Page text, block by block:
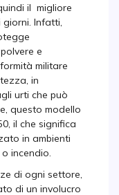
il migliore
Infatti,
e
militare
in
urti che può
questo modello
il che significa
in ambienti
incendio.
di ogni settore,
di un involucro